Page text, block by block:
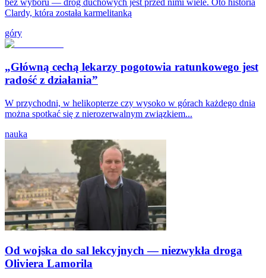
bez wyboru — dróg duchowych jest przed nimi wiele. Oto historia
Clardy, która została karmelitanką
góry
„Główną cechą lekarzy pogotowia ratunkowego jest
radość z działania”
W przychodni, w helikopterze czy wysoko w górach każdego dnia
można spotkać się z nierozerwalnym związkiem...
nauka
Od wojska do sal lekcyjnych — niezwykła droga
Oliviera Lamorila